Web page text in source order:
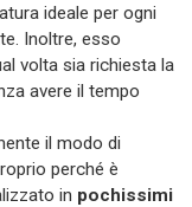
ideale per ogni
Inoltre, esso
volta sia richiesta la
avere il tempo
il modo di
perché è
in pochissimi